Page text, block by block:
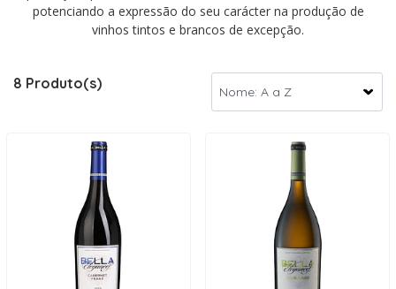
potenciando a expressão do seu carácter na produção de
vinhos tintos e brancos de excepção.
8 Produto(s)